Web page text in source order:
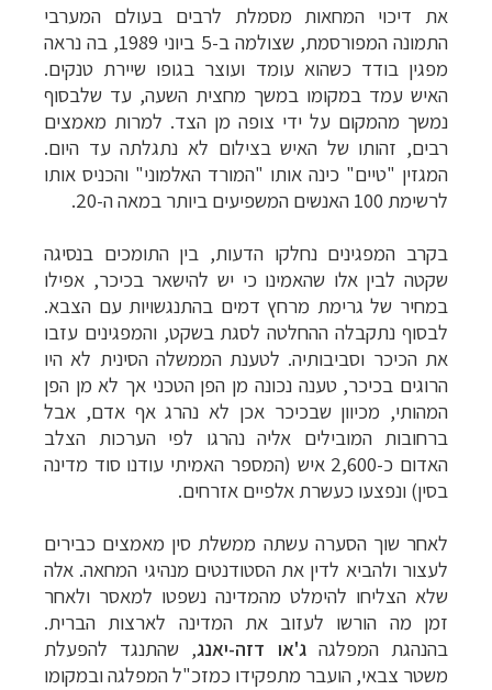
את דיכוי המחאות מסמלת לרבים בעולם המערבי
התמונה המפורסמת, שצולמה ב-5 ביוני 1989, בה נראה
מפגין בודד כשהוא עומד ועוצר בגופו שיירת טנקים.
האיש עמד במקומו במשך מחצית השעה, עד שלבסוף
נמשך מהמקום על ידי צופה מן הצד. למרות מאמצים
רבים, זהותו של האיש בצילום לא נתגלתה עד היום.
המגזין "טיים" כינה אותו "המורד האלמוני" והכניס אותו
לרשימת 100 האנשים המשפיעים ביותר במאה ה-20.
בקרב המפגינים נחלקו הדעות, בין התומכים בנסיגה
שקטה לבין אלו שהאמינו כי יש להישאר בכיכר, אפילו
במחיר של גרימת מרחץ דמים בהתנגשויות עם הצבא.
לבסוף נתקבלה ההחלטה לסגת בשקט, והמפגינים עזבו
את הכיכר וסביבותיה. לטענת הממשלה הסינית לא היו
הרוגים בכיכר, טענה נכונה מן הפן הטכני אך לא מן הפן
המהותי, מכיוון שבכיכר אכן לא נהרג אף אדם, אבל
ברחובות המובילים אליה נהרגו לפי הערכות הצלב
האדום כ-2,600 איש (המספר האמיתי עודנו סוד מדינה
בסין) ונפצעו כעשרת אלפיים אזרחים.
לאחר שוך הסערה עשתה ממשלת סין מאמצים כבירים
לעצור ולהביא לדין את הסטודנטים מנהיגי המחאה. אלה
שלא הצליחו להימלט מהמדינה נשפטו למאסר ולאחר
זמן מה הורשו לעזוב את המדינה לארצות הברית.
בהנהגת המפלגהג'או דזה-יאנג, שהתנגד להפעלת
משטר צבאי, הועבר מתפקידו כמזכ"ל המפלגה ובמקומו